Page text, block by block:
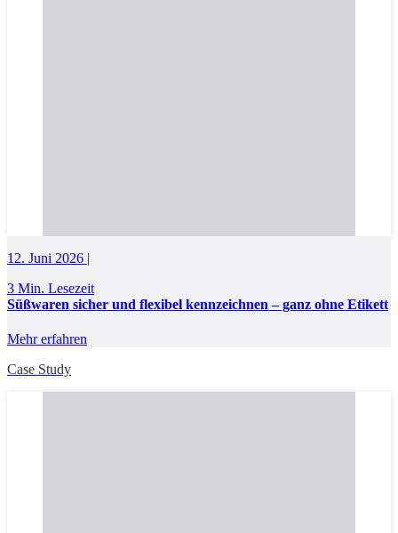
12. Juni 2026 |
3 Min. Lesezeit
Süßwaren sicher und flexibel kennzeichnen – ganz ohne Etikett
Mehr erfahren
Case Study